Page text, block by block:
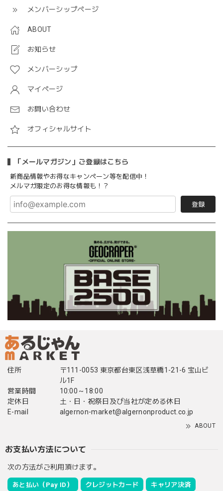
メンバーシップページ
ABOUT
お知らせ
メンバーシップ
マイページ
お問い合わせ
オフィシャルサイト
「メールマガジン」ご登録はこちら
新商品情報やお得なキャンペーン等を配信中！
メルマガ限定のお得な情報も！？
登録
住所
〒111-0053 東京都台東区浅草橋1-21-6 宝山ビ
ル1F
営業時間
10:00～18:00
定休日
土・日・祝祭日及び当社が定める休日
E-mail
algernon-market@algernonproduct.co.jp
ABOUT
お支払い方法について
次の方法がご利用頂けます。
あと払い（Pay ID） クレジットカード キャリア決済